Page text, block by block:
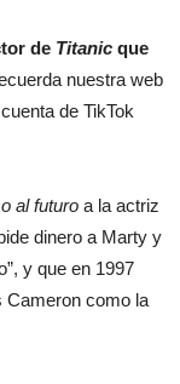
de Titanic que
nuestra web
de TikTok
al futuro a la actriz
dinero a Marty y
y que en 1997
Cameron como la